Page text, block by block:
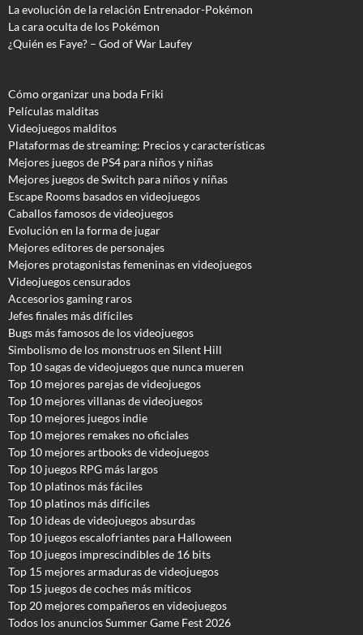
La evolución de la relación Entrenador-Pokémon
La cara oculta de los Pokémon
¿Quién es Faye? – God of War Laufey
Cómo organizar una boda Friki
Películas malditas
Videojuegos malditos
Plataformas de streaming: Precios y características
Mejores juegos de PS4 para niños y niñas
Mejores juegos de Switch para niños y niñas
Escape Rooms basados en videojuegos
Caballos famosos de videojuegos
Evolución en la forma de jugar
Mejores editores de personajes
Mejores protagonistas femeninas en videojuegos
Videojuegos censurados
Accesorios gaming raros
Jefes finales más difíciles
Bugs más famosos de los videojuegos
Simbolismo de los monstruos en Silent Hill
Top 10 sagas de videojuegos que nunca mueren
Top 10 mejores parejas de videojuegos
Top 10 mejores villanas de videojuegos
Top 10 mejores juegos indie
Top 10 mejores remakes no oficiales
Top 10 mejores artbooks de videojuegos
Top 10 juegos RPG más largos
Top 10 platinos más fáciles
Top 10 platinos más difíciles
Top 10 ideas de videojuegos absurdas
Top 10 juegos escalofriantes para Halloween
Top 10 juegos imprescindibles de 16 bits
Top 15 mejores armaduras de videojuegos
Top 15 juegos de coches más míticos
Top 20 mejores compañeros en videojuegos
Todos los anuncios Summer Game Fest 2026